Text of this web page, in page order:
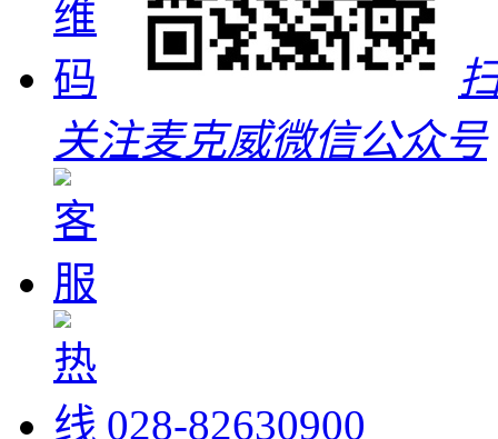
关注麦克威微信公众号
028-82630900